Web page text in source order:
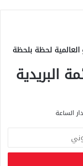
لحظة بلحظة
البريدية